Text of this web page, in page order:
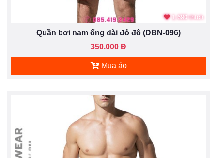
1.690 thích
Quần bơi nam ống dài đỏ đô (DBN-096)
350.000 Đ
Mua áo